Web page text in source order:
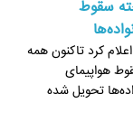
باخته سقوط
کرد تاکنون همه
هواپیمای
۱۵۰ پیکر به خانواده‌ها تحویل شده